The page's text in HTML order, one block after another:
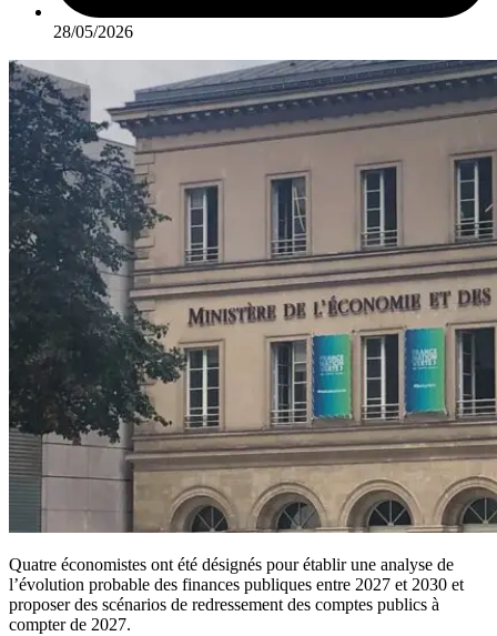
28/05/2026
Quatre économistes ont été désignés pour établir une analyse de
l’évolution probable des finances publiques entre 2027 et 2030 et
proposer des scénarios de redressement des comptes publics à
compter de 2027.